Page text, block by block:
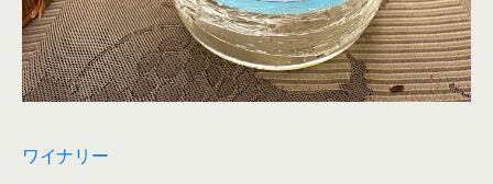
ワイナリー